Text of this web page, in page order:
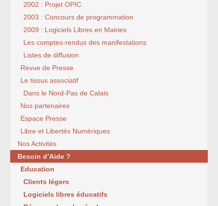
2002 : Projet OPIC
2003 : Concours de programmation
2009 : Logiciels Libres en Mairies
Les comptes-rendus des manifestations
Listes de diffusion
Revue de Presse
Le tissus associatif
Dans le Nord-Pas de Calais
Nos partenaires
Espace Presse
Libre et Libertés Numériques
Nos Activités
Besoin d’Aide ?
Education
Clients légers
Logiciels libres éducatifs